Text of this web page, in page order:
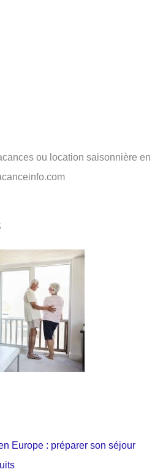
ou location saisonnière en
Europe : préparer son séjour